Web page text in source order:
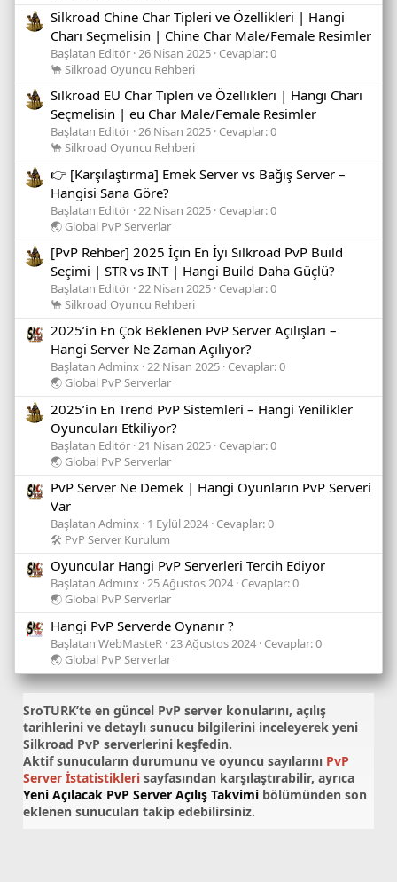
Silkroad Chine Char Tipleri ve Özellikleri | Hangi
Charı Seçmelisin | Chine Char Male/Female Resimler
Başlatan Editör 26 Nisan 2025 Cevaplar: 0
🐪 Silkroad Oyuncu Rehberi
Silkroad EU Char Tipleri ve Özellikleri | Hangi Charı
Seçmelisin | eu Char Male/Female Resimler
Başlatan Editör 26 Nisan 2025 Cevaplar: 0
🐪 Silkroad Oyuncu Rehberi
👉 [Karşılaştırma] Emek Server vs Bağış Server –
Hangisi Sana Göre?
Başlatan Editör 22 Nisan 2025 Cevaplar: 0
🌏 Global PvP Serverlar
[PvP Rehber] 2025 İçin En İyi Silkroad PvP Build
Seçimi | STR vs INT | Hangi Build Daha Güçlü?
Başlatan Editör 22 Nisan 2025 Cevaplar: 0
🐪 Silkroad Oyuncu Rehberi
2025’in En Çok Beklenen PvP Server Açılışları –
Hangi Server Ne Zaman Açılıyor?
Başlatan Adminx 22 Nisan 2025 Cevaplar: 0
🌏 Global PvP Serverlar
2025’in En Trend PvP Sistemleri – Hangi Yenilikler
Oyuncuları Etkiliyor?
Başlatan Editör 21 Nisan 2025 Cevaplar: 0
🌏 Global PvP Serverlar
PvP Server Ne Demek | Hangi Oyunların PvP Serveri
Var
Başlatan Adminx 1 Eylül 2024 Cevaplar: 0
🛠️ PvP Server Kurulum
Oyuncular Hangi PvP Serverleri Tercih Ediyor
Başlatan Adminx 25 Ağustos 2024 Cevaplar: 0
🌏 Global PvP Serverlar
Hangi PvP Serverde Oynanır ?
Başlatan WebMasteR 23 Ağustos 2024 Cevaplar: 0
🌏 Global PvP Serverlar
SroTURK’te en güncel PvP server konularını, açılış
tarihlerini ve detaylı sunucu bilgilerini inceleyerek yeni
Silkroad PvP serverlerini keşfedin.
Aktif sunucuların durumunu ve oyuncu sayılarını PvP
Server İstatistikleri sayfasından karşılaştırabilir, ayrıca
Yeni Açılacak PvP Server Açılış Takvimi bölümünden son
eklenen sunucuları takip edebilirsiniz.